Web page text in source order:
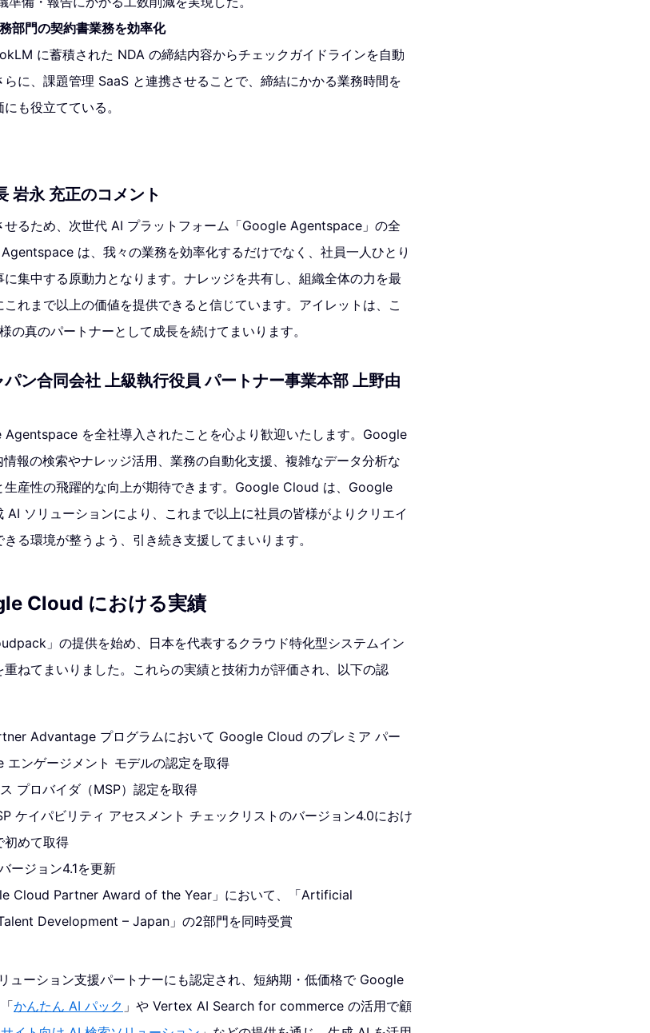
部門の契約書業務を効率化
に蓄積された NDA の締結内容からチェックガイドラインを自動
に、課題管理 SaaS と連携させることで、締結にかかる業務時間を
も役立てている。
岩永 充正のコメント
せるため、次世代 AI プラットフォーム「Google Agentspace」の全
は、我々の業務を効率化するだけでなく、社員一人ひとり
集中する原動力となります。ナレッジを共有し、組織全体の力を最
れまで以上の価値を提供できると信じています。アイレットは、こ
の真のパートナーとして成長を続けてまいります。
ン合同会社 上級執行役員 パートナー事業本部 上野由
を全社導入されたことを心より歓迎いたします。Google
報の検索やナレッジ活用、業務の自動化支援、複雑なデータ分析な
生産性の飛躍的な向上が期待できます。Google Cloud は、Google
ソリューションにより、これまで以上に社員の皆様がよりクリエイ
る環境が整うよう、引き続き支援してまいります。
Cloud における実績
」の提供を始め、日本を代表するクラウド特化型システムイン
ねてまいりました。これらの実績と技術力が評価され、以下の認
Advantage プログラムにおいて Google Cloud のプレミア パー
エンゲージメント モデルの認定を取得
プロバイダ（MSP）認定を取得
ケイパビリティ アセスメント チェックリストのバージョン4.0におけ
初めて取得
ージョン4.1を更新
Cloud Partner Award of the Year」において、「Artificial
Development – Japan」の2部門を同時受賞
ューション支援パートナーにも認定され、短納期・低価格で Google
かんたん AI パック 」や Vertex AI Search for commerce の活用で顧